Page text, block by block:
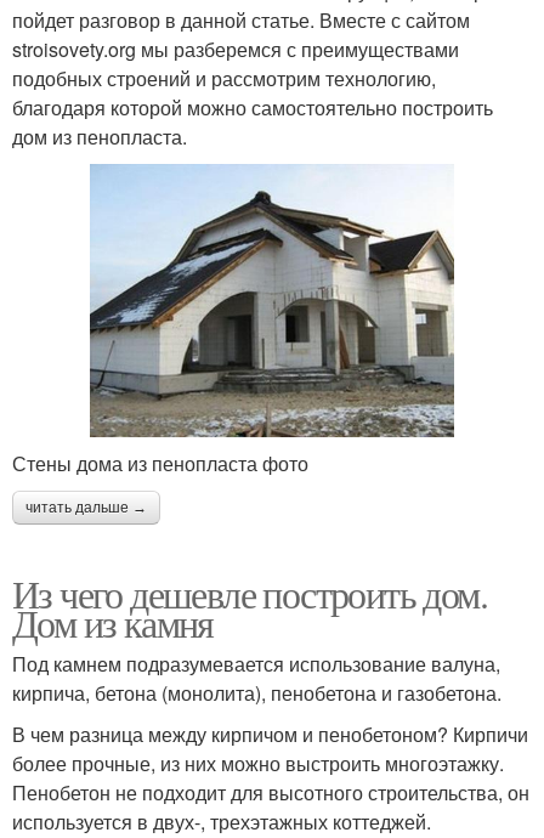
пойдет разговор в данной статье. Вместе с сайтом
stroisovety.org мы разберемся с преимуществами
подобных строений и рассмотрим технологию,
благодаря которой можно самостоятельно построить
дом из пенопласта.
Стены дома из пенопласта фото
читать дальше →
Из чего дешевле построить дом.
Дом из камня
Под камнем подразумевается использование валуна,
кирпича, бетона (монолита), пенобетона и газобетона.
В чем разница между кирпичом и пенобетоном? Кирпичи
более прочные, из них можно выстроить многоэтажку.
Пенобетон не подходит для высотного строительства, он
используется в двух-, трехэтажных коттеджей.